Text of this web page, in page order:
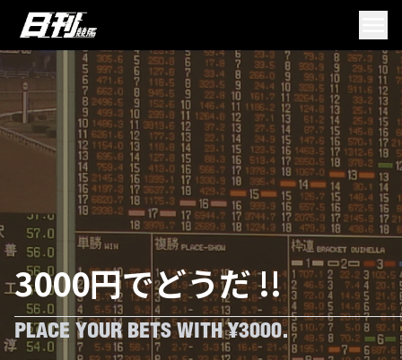
3000円でどうだ !!
PLACE YOUR BETS WITH ¥3000.